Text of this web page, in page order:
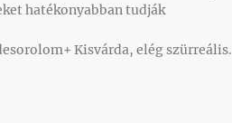
hatékonyabban tudják
Kisvárda, elég szürreális.